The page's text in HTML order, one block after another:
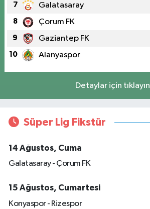
7 Galatasaray
8 Çorum FK
9 Gaziantep FK
10 Alanyaspor
Detaylar için tıklayın
Süper Lig Fikstür
14 Ağustos, Cuma
Galatasaray - Çorum FK
15 Ağustos, Cumartesi
Konyaspor - Rizespor